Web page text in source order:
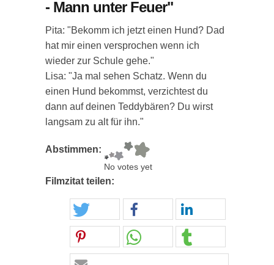
- Mann unter Feuer"
Pita: "Bekomm ich jetzt einen Hund? Dad
hat mir einen versprochen wenn ich
wieder zur Schule gehe."
Lisa: "Ja mal sehen Schatz. Wenn du
einen Hund bekommst, verzichtest du
dann auf deinen Teddybären? Du wirst
langsam zu alt für ihn."
Abstimmen:
No votes yet
Filmzitat teilen: